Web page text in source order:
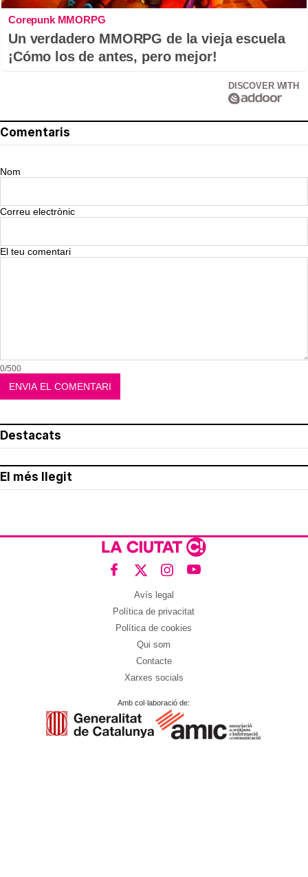
Corepunk MMORPG
Un verdadero MMORPG de la vieja escuela
¡Cómo los de antes, pero mejor!
DISCOVER WITH
Comentaris
Nom
Correu electrònic
El teu comentari
0/500
Destacats
El més llegit
Avís legal
Política de privacitat
Política de cookies
Qui som
Contacte
Xarxes socials
Amb col·laboració de: